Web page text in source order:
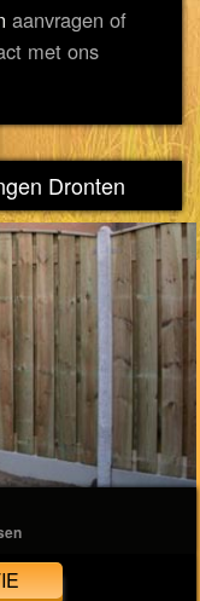
aanvragen of
met ons
Dronten